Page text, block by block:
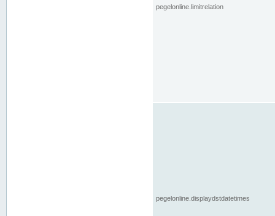
pegelonline.limitrelation
pegelonline.displaydstdatetimes